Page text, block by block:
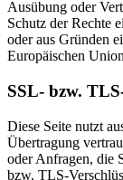
Ausübung oder
Schutz der Rechte
oder aus Gründen
Europäischen
SSL- bzw.
Diese Seite nutzt
Übertragung
oder Anfragen, die
bzw. TLS-